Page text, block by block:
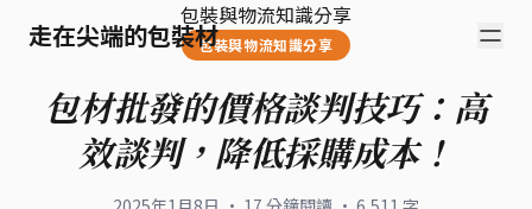
走在尖端的包裝材
包裝與物流知識分享
包裝與物流知識分享
包材批發的價格談判技巧：高
效談判，降低採購成本！